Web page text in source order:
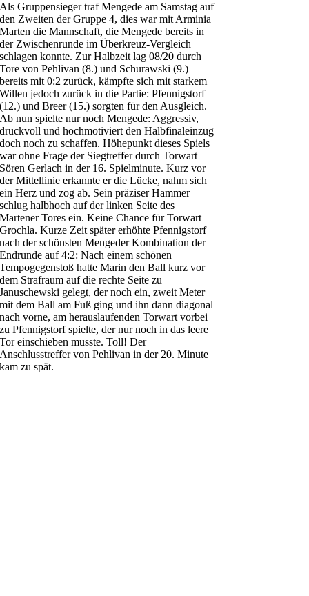
Als Gruppensieger traf Mengede am Samstag auf
den Zweiten der Gruppe 4, dies war mit Arminia
Marten die Mannschaft, die Mengede bereits in
der Zwischenrunde im Überkreuz-Vergleich
schlagen konnte. Zur Halbzeit lag 08/20 durch
Tore von Pehlivan (8.) und Schurawski (9.)
bereits mit 0:2 zurück, kämpfte sich mit starkem
Willen jedoch zurück in die Partie: Pfennigstorf
(12.) und Breer (15.) sorgten für den Ausgleich.
Ab nun spielte nur noch Mengede: Aggressiv,
druckvoll und hochmotiviert den Halbfinaleinzug
doch noch zu schaffen. Höhepunkt dieses Spiels
war ohne Frage der Siegtreffer durch Torwart
Sören Gerlach in der 16. Spielminute. Kurz vor
der Mittellinie erkannte er die Lücke, nahm sich
ein Herz und zog ab. Sein präziser Hammer
schlug halbhoch auf der linken Seite des
Martener Tores ein. Keine Chance für Torwart
Grochla. Kurze Zeit später erhöhte Pfennigstorf
nach der schönsten Mengeder Kombination der
Endrunde auf 4:2: Nach einem schönen
Tempogegenstoß hatte Marin den Ball kurz vor
dem Strafraum auf die rechte Seite zu
Januschewski gelegt, der noch ein, zweit Meter
mit dem Ball am Fuß ging und ihn dann diagonal
nach vorne, am herauslaufenden Torwart vorbei
zu Pfennigstorf spielte, der nur noch in das leere
Tor einschieben musste. Toll! Der
Anschlusstreffer von Pehlivan in der 20. Minute
kam zu spät.